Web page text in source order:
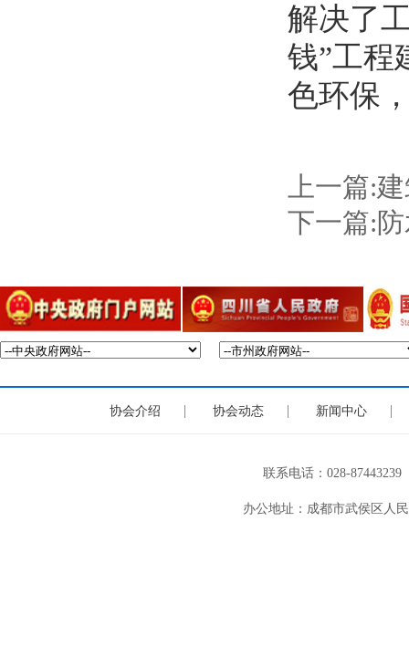
解决了
钱”工程
色环保
上一篇:
下一篇:
协会介绍 | 协会动态 | 新闻中心 |
联系电话：028-
办公地址：成都市武侯区人